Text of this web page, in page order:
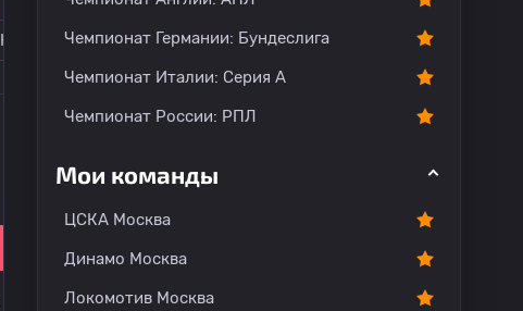
КомментарииЧемпионат Германии: Бундеслига
Чемпионат Италии: Серия А
Чемпионат России: РПЛ
Мои команды
ЦСКА Москва
Динамо Москва
Локомотив Москва